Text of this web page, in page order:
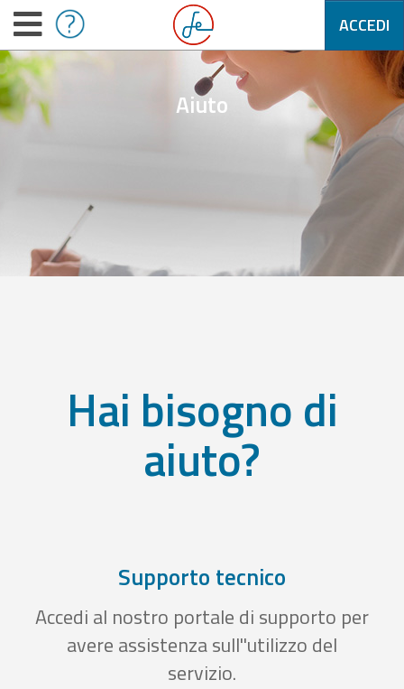
ACCEDI
Aiuto
Hai bisogno di
aiuto?
Supporto tecnico
Accedi al nostro portale di supporto per
avere assistenza sull''utilizzo del
servizio.